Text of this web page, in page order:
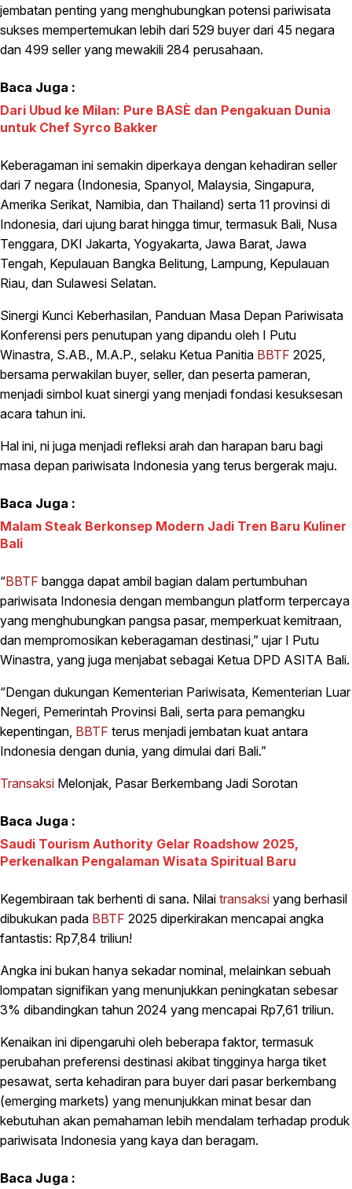
jembatan penting yang menghubungkan potensi pariwisata
sukses mempertemukan lebih dari 529 buyer dari 45 negara
dan 499 seller yang mewakili 284 perusahaan.
Baca Juga :
Dari Ubud ke Milan: Pure BASÈ dan Pengakuan Dunia
untuk Chef Syrco Bakker
Keberagaman ini semakin diperkaya dengan kehadiran seller
dari 7 negara (Indonesia, Spanyol, Malaysia, Singapura,
Amerika Serikat, Namibia, dan Thailand) serta 11 provinsi di
Indonesia, dari ujung barat hingga timur, termasuk Bali, Nusa
Tenggara, DKI Jakarta, Yogyakarta, Jawa Barat, Jawa
Tengah, Kepulauan Bangka Belitung, Lampung, Kepulauan
Riau, dan Sulawesi Selatan.
Sinergi Kunci Keberhasilan, Panduan Masa Depan Pariwisata
Konferensi pers penutupan yang dipandu oleh I Putu
Winastra, S.AB., M.A.P., selaku Ketua Panitia BBTF 2025,
bersama perwakilan buyer, seller, dan peserta pameran,
menjadi simbol kuat sinergi yang menjadi fondasi kesuksesan
acara tahun ini.
Hal ini, ni juga menjadi refleksi arah dan harapan baru bagi
masa depan pariwisata Indonesia yang terus bergerak maju.
Baca Juga :
Malam Steak Berkonsep Modern Jadi Tren Baru Kuliner
Bali
“BBTF bangga dapat ambil bagian dalam pertumbuhan
pariwisata Indonesia dengan membangun platform terpercaya
yang menghubungkan pangsa pasar, memperkuat kemitraan,
dan mempromosikan keberagaman destinasi,” ujar I Putu
Winastra, yang juga menjabat sebagai Ketua DPD ASITA Bali.
“Dengan dukungan Kementerian Pariwisata, Kementerian Luar
Negeri, Pemerintah Provinsi Bali, serta para pemangku
kepentingan, BBTF terus menjadi jembatan kuat antara
Indonesia dengan dunia, yang dimulai dari Bali.”
Transaksi Melonjak, Pasar Berkembang Jadi Sorotan
Baca Juga :
Saudi Tourism Authority Gelar Roadshow 2025,
Perkenalkan Pengalaman Wisata Spiritual Baru
Kegembiraan tak berhenti di sana. Nilai transaksi yang berhasil
dibukukan pada BBTF 2025 diperkirakan mencapai angka
fantastis: Rp7,84 triliun!
Angka ini bukan hanya sekadar nominal, melainkan sebuah
lompatan signifikan yang menunjukkan peningkatan sebesar
3% dibandingkan tahun 2024 yang mencapai Rp7,61 triliun.
Kenaikan ini dipengaruhi oleh beberapa faktor, termasuk
perubahan preferensi destinasi akibat tingginya harga tiket
pesawat, serta kehadiran para buyer dari pasar berkembang
(emerging markets) yang menunjukkan minat besar dan
kebutuhan akan pemahaman lebih mendalam terhadap produk
pariwisata Indonesia yang kaya dan beragam.
Baca Juga :